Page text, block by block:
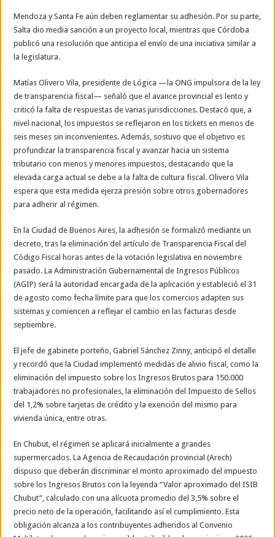
Mendoza y Santa Fe aún deben reglamentar su adhesión. Por su parte,
Salta dio media sanción a un proyecto local, mientras que Córdoba
publicó una resolución que anticipa el envío de una iniciativa similar a
la legislatura.
Matías Olivero Vila, presidente de Lógica —la ONG impulsora de la ley
de transparencia fiscal— señaló que el avance provincial es lento y
criticó la falta de respuestas de varias jurisdicciones. Destacó que, a
nivel nacional, los impuestos se reflejaron en los tickets en menos de
seis meses sin inconvenientes. Además, sostuvo que el objetivo es
profundizar la transparencia fiscal y avanzar hacia un sistema
tributario con menos y menores impuestos, destacando que la
elevada carga actual se debe a la falta de cultura fiscal. Olivero Vila
espera que esta medida ejerza presión sobre otros gobernadores
para adherir al régimen.
En la Ciudad de Buenos Aires, la adhesión se formalizó mediante un
decreto, tras la eliminación del artículo de Transparencia Fiscal del
Código Fiscal horas antes de la votación legislativa en noviembre
pasado. La Administración Gubernamental de Ingresos Públicos
(AGIP) será la autoridad encargada de la aplicación y estableció el 31
de agosto como fecha límite para que los comercios adapten sus
sistemas y comiencen a reflejar el cambio en las facturas desde
septiembre.
El jefe de gabinete porteño, Gabriel Sánchez Zinny, anticipó el detalle
y recordó que la Ciudad implementó medidas de alivio fiscal, como la
eliminación del impuesto sobre los Ingresos Brutos para 150.000
trabajadores no profesionales, la eliminación del Impuesto de Sellos
del 1,2% sobre tarjetas de crédito y la exención del mismo para
vivienda única, entre otras.
En Chubut, el régimen se aplicará inicialmente a grandes
supermercados. La Agencia de Recaudación provincial (Arech)
dispuso que deberán discriminar el monto aproximado del impuesto
sobre los Ingresos Brutos con la leyenda “Valor aproximado del ISIB
Chubut”, calculado con una alícuota promedio del 3,5% sobre el
precio neto de la operación, facilitando así el cumplimiento. Esta
obligación alcanza a los contribuyentes adheridos al Convenio